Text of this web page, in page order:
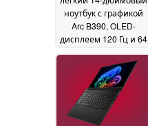
ноутбук с графикой
Arc B390, OLED-
дисплеем 120 Гц и 64
29 May 2026